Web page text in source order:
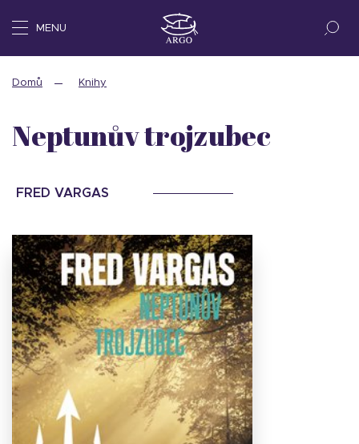
MENU
Domů Knihy
Neptunův trojzubec
FRED VARGAS